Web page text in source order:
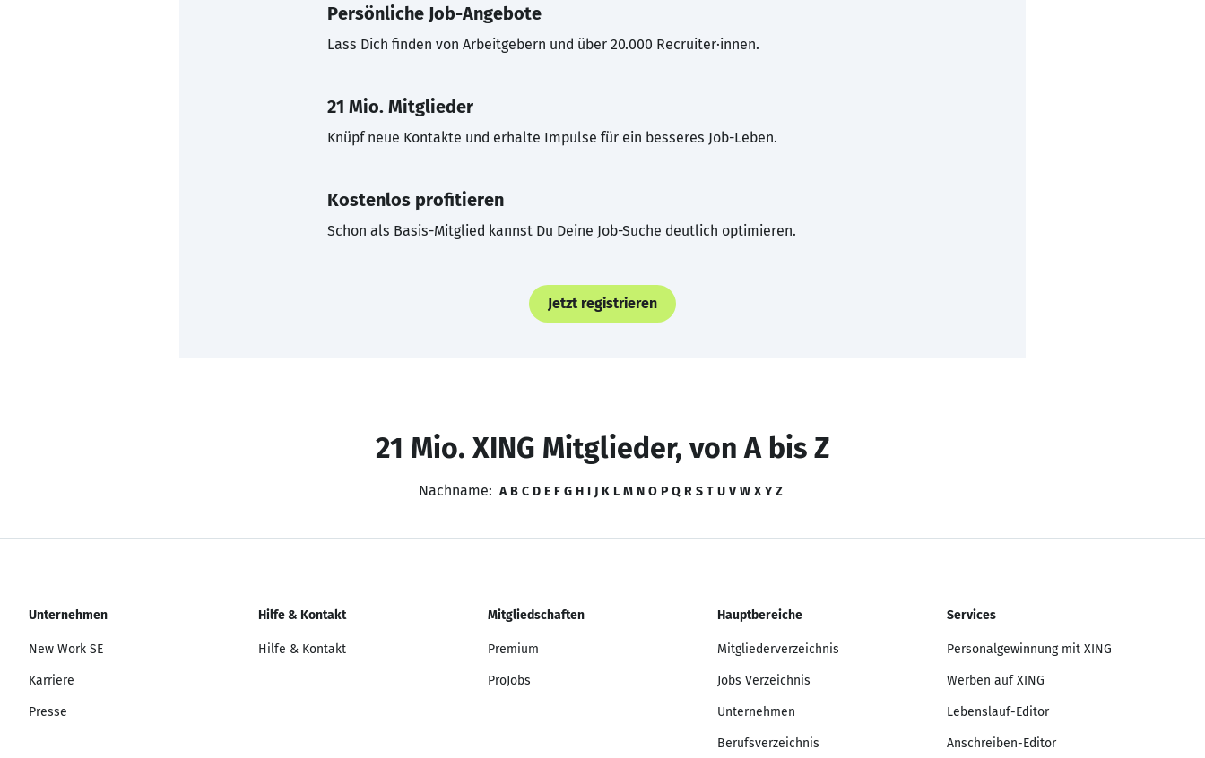
Persönliche Job-Angebote
Lass Dich finden von Arbeitgebern und über 20.000 Recruiter·innen.
21 Mio. Mitglieder
Knüpf neue Kontakte und erhalte Impulse für ein besseres Job-Leben.
Kostenlos profitieren
Schon als Basis-Mitglied kannst Du Deine Job-Suche deutlich optimieren.
Jetzt registrieren
21 Mio. XING Mitglieder, von A bis Z
Nachname: A B C D E F G H I J K L M N O P Q R S T U V W X Y Z
Unternehmen
New Work SE
Karriere
Presse
Hilfe & Kontakt
Hilfe & Kontakt
Mitgliedschaften
Premium
ProJobs
Hauptbereiche
Mitgliederverzeichnis
Jobs Verzeichnis
Unternehmen
Berufsverzeichnis
Services
Personalgewinnung mit XING
Werben auf XING
Lebenslauf-Editor
Anschreiben-Editor